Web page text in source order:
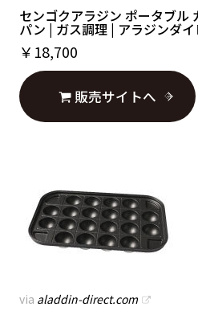
センゴクアラジン ポータブル
パン | ガス調理 | アラジンダ
￥ 18,700
販売サイトへ
via aladdin-direct.com